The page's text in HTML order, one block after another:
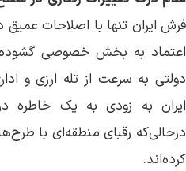
فرش ایران تنها با اصلاحات
اعتماد به بخش خصوصی گشوده
دولتی به سرعت از تله ارزی و
ایران به زودی به یک خاطره
درحالی‌که رقبای منطقه‌ای با
کرده‌اند.